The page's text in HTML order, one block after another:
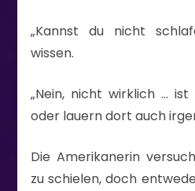
„Kannst du nicht
wissen.
„Nein, nicht wirklich …
oder lauern dort auch
Die Amerikanerin
zu schielen, doch